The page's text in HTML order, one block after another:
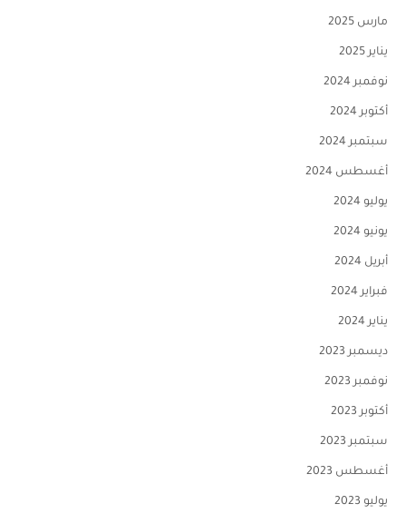
مارس 2025
يناير 2025
نوفمبر 2024
أكتوبر 2024
سبتمبر 2024
أغسطس 2024
يوليو 2024
يونيو 2024
أبريل 2024
فبراير 2024
يناير 2024
ديسمبر 2023
نوفمبر 2023
أكتوبر 2023
سبتمبر 2023
أغسطس 2023
يوليو 2023